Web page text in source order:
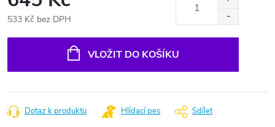
533 Kč bez DPH
VLOŽIT DO KOŠÍKU
Dotaz k produktu Hlídací pes Sdílet